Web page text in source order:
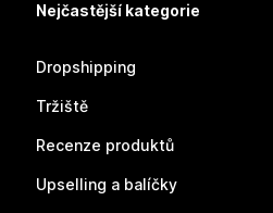
Nejčastější kategorie
Dropshipping
Tržiště
Recenze produktů
Upselling a balíčky